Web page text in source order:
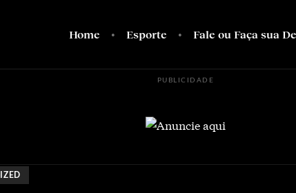
Home Esporte Fale ou Faça sua
PUBLICIDADE